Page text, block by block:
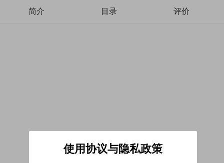
简介 目录 评价
使用协议与隐私政策